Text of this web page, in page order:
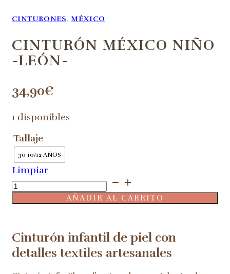
CINTURONES, MÉXICO
CINTURÓN MÉXICO NIÑO
-LEÓN-
34,90€
1 disponibles
Tallaje
30 10/12 AÑOS
Limpiar
Cinturón
México
niño
cantidad
AÑADIR AL CARRITO
Cinturón infantil de piel con
detalles textiles artesanales